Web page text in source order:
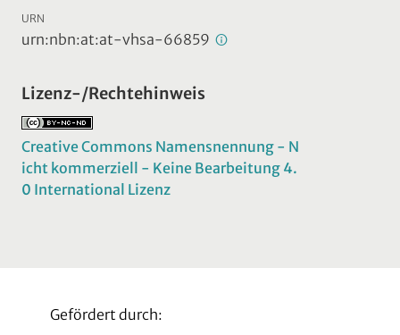
URN
urn:nbn:at:at-vhsa-66859
Lizenz-/Rechtehinweis
Creative Commons Namensnennung - N
icht kommerziell - Keine Bearbeitung 4.
0 International Lizenz
Gefördert durch: